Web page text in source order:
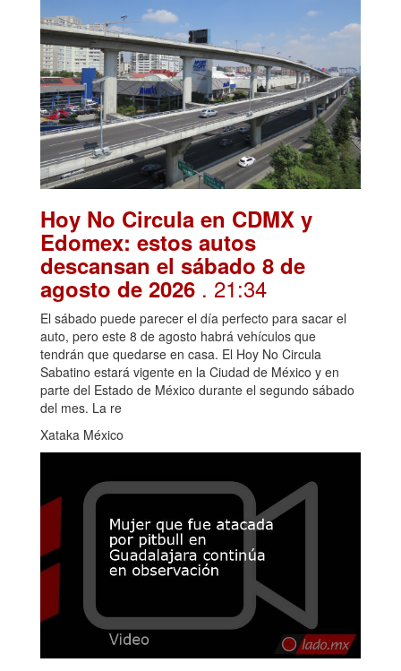
Hoy No Circula en CDMX y
Edomex: estos autos
descansan el sábado 8 de
agosto de 2026 . 21:34
El sábado puede parecer el día perfecto para sacar el
auto, pero este 8 de agosto habrá vehículos que
tendrán que quedarse en casa. El Hoy No Circula
Sabatino estará vigente en la Ciudad de México y en
parte del Estado de México durante el segundo sábado
del mes. La re
Xataka México